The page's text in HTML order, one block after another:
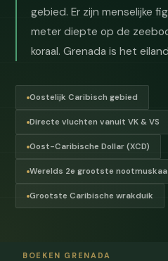
gebied. Er zijn menselijke
meter diepte op de
koraal. Grenada is het
Oostelijk Caribisch gebied
Directe vluchten vanuit VK & VS
Oost-Caribische Dollar (XCD)
Werelds 2e grootste
Grootste Caribische wrakduik
BOEKEN GRENADA